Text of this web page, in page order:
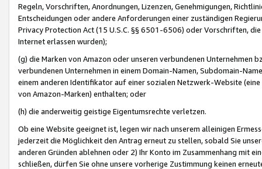
Regeln, Vorschriften, Anordnungen, Lizenzen, Genehmigungen,
Entscheidungen oder andere Anforderungen einer zuständigen
Privacy Protection Act (15 U.S.C. §§ 6501-6506) oder Vorschriften,
Internet erlassen wurden);
(g) die Marken von Amazon oder unseren verbundenen Unternehmen
verbundenen Unternehmen in einem Domain-Namen, Subdomain-
einem anderen Identifikator auf einer sozialen Netzwerk-Website
von Amazon-Marken) enthalten; oder
(h) die anderweitig geistige Eigentumsrechte verletzen.
Ob eine Website geeignet ist, legen wir nach unserem alleinigen
jederzeit die Möglichkeit den Antrag erneut zu stellen, sobald Sie
anderen Gründen ablehnen oder 2) Ihr Konto im Zusammenhang mit
schließen, dürfen Sie ohne unsere vorherige Zustimmung keinen